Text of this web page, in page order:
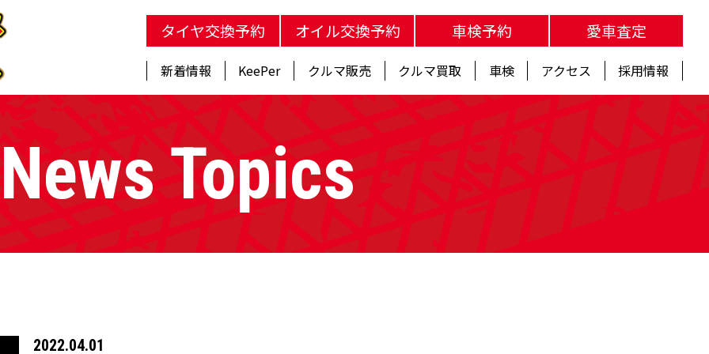
タイヤ交換予約 オイル交換予約 車検予約 愛車査定
新着情報 KeePer クルマ販売 クルマ買取 車検 アクセス 採用情報
News Topics
2022.04.01